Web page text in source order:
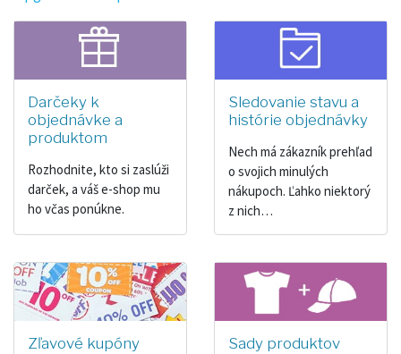
Darčeky k
objednávke a
produktom
Rozhodnite, kto si zaslúži
darček, a váš e-shop mu
ho včas ponúkne.
Sledovanie stavu a
histórie objednávky
Nech má zákazník prehľad
o svojich minulých
nákupoch. Ľahko niektorý
z nich…
Zľavové kupóny Sady produktov